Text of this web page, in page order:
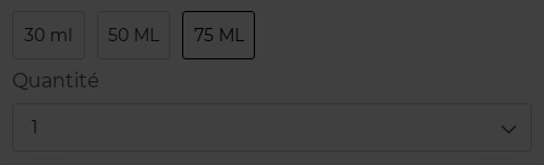
30 ml 50 ML 75 ML
Quantité
1